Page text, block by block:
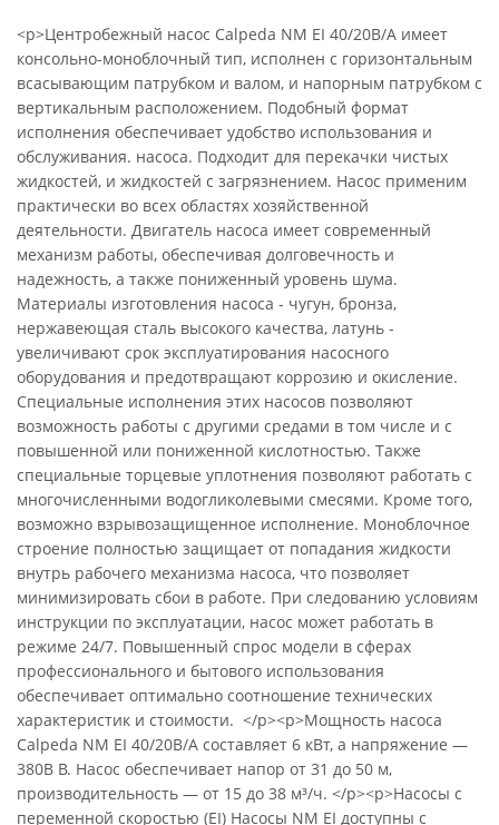
<p>Центробежный насос Calpeda NM EI 40/20B/A имеет
консольно-моноблочный тип, исполнен с горизонтальным
всасывающим патрубком и валом, и напорным патрубком с
вертикальным расположением. Подобный формат
исполнения обеспечивает удобство использования и
обслуживания. насоса. Подходит для перекачки чистых
жидкостей, и жидкостей с загрязнением. Насос применим
практически во всех областях хозяйственной
деятельности. Двигатель насоса имеет современный
механизм работы, обеспечивая долговечность и
надежность, а также пониженный уровень шума.
Материалы изготовления насоса - чугун, бронза,
нержавеющая сталь высокого качества, латунь -
увеличивают срок эксплуатирования насосного
оборудования и предотвращают коррозию и окисление.
Специальные исполнения этих насосов позволяют
возможность работы с другими средами в том числе и с
повышенной или пониженной кислотностью. Также
специальные торцевые уплотнения позволяют работать с
многочисленными водогликолевыми смесями. Кроме того,
возможно взрывозащищенное исполнение. Моноблочное
строение полностью защищает от попадания жидкости
внутрь рабочего механизма насоса, что позволяет
минимизировать сбои в работе. При следованию условиям
инструкции по эксплуатации, насос может работать в
режиме 24/7. Повышенный спрос модели в сферах
профессионального и бытового использования
обеспечивает оптимально соотношение технических
характеристик и стоимости. </p><p>Мощность насоса
Calpeda NM EI 40/20B/A составляет 6 кВт, а напряжение —
380В В. Насос обеспечивает напор от 31 до 50 м,
производительность — от 15 до 38 м³/ч. </p><p>Насосы с
переменной скоростью (EI) Насосы NM EI доступны с